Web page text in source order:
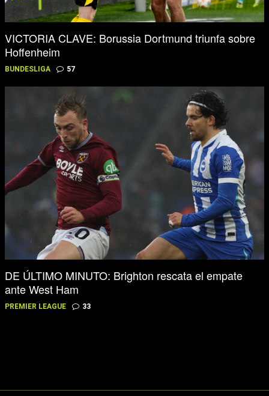
VICTORIA CLAVE: Borussia Dortmund triunfa sobre
Hoffenheim
BUNDESLIGA 57
DE ÚLTIMO MINUTO: Brighton rescata el empate
ante West Ham
PREMIER LEAGUE 33